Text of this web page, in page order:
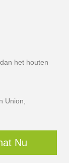
het houten
Union,
Nu